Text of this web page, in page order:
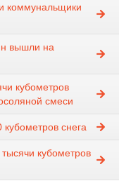
коммунальщики
вышли на
кубометров
смеси
снега
кубометров